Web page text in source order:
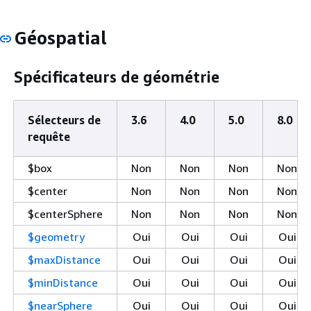
Géospatial
Spécificateurs de géométrie
Sélecteurs de
requête
3.6 4.0 5.0 8.0
$box Non Non Non
Non
$center
Non Non Non
Non
$centerSphere
Non Non Non
Non
$geometry
Oui Oui Oui
Oui
$maxDistance
Oui Oui Oui
Oui
$minDistance
Oui Oui Oui
Oui
$nearSphere
Oui Oui Oui Oui